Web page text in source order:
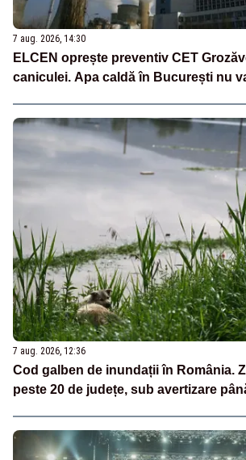
7 aug. 2026, 14:30
ELCEN oprește preventiv CET
caniculei. Apa caldă în București nu
7 aug. 2026, 12:36
Cod galben de inundații în România.
peste 20 de județe, sub avertizare